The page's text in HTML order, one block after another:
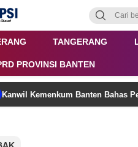
Dan AkuratTANGERANG
PROVINSI BANTEN
Kanwil Kemenkum Banten Bahas